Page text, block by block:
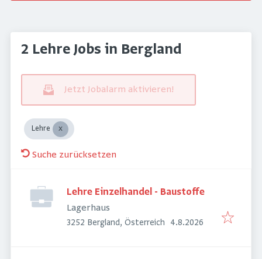
2 Lehre Jobs in Bergland
Jetzt Jobalarm aktivieren!
Lehre
Suche zurücksetzen
Lehre Einzelhandel - Baustoffe
Lagerhaus
3252 Bergland, Österreich Veröffentlicht :
4.8.2026